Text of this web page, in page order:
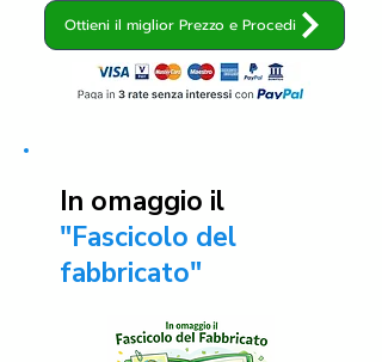
Ottieni il miglior Prezzo e Procedi
In omaggio il
"Fascicolo del
fabbricato"